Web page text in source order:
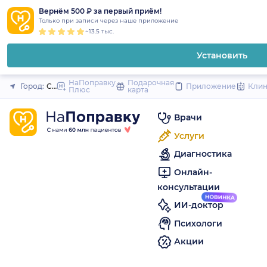
Вернём 500 ₽ за первый приём!
Только при записи через наше приложение
~13.5 тыс.
Установить
Закрыть
Город: Санкт-Петербург
НаПоправку
Плюс
Подарочная
карта
Приложение
Врачи
Услуги
Диагностика
Онлайн-
консультации
ИИ-доктор
Психологи
Акции